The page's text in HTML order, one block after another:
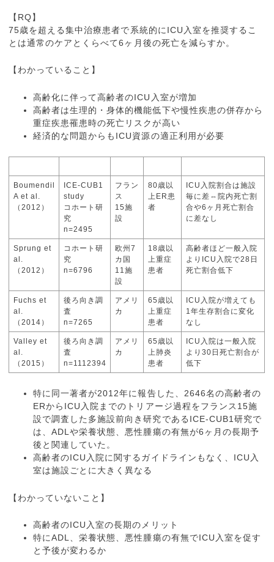
【RQ】
75歳を超える集中治療患者で系統的にICU入室を推奨するこ
とは通常のケアとくらべて6ヶ月後の死亡を減らすか。
【わかっていること】
高齢化に伴って高齢者のICU入室が増加
高齢者は生理的・身体的機能低下や慢性疾患の併存から
重症疾患罹患時の死亡リスクが高い
経済的な問題からもICU資源の適正利用が必要
Boumendil
A et al.
（2012）
ICE‐CUB1
study
コホート研
究
n=2495
フラン
ス
15施
設
80歳以
上ER患
者
ICU入院割合は施設
毎に差⇔院内死亡割
合や6ヶ月死亡割合
に差なし
Sprung et
al.
（2012）
コホート研
究
n=6796
欧州7
カ国
11施
設
18歳以
上重症
患者
高齢者ほど一般入院
よりICU入院で28日
死亡割合低下
Fuchs et
al.
（2014）
後ろ向き調
査
n=7265
アメリ
カ
65歳以
上重症
患者
ICU入院が増えても
1年生存割合に変化
なし
Valley et
al.
（2015）
後ろ向き調
査
n=1112394
アメリ
カ
65歳以
上肺炎
患者
ICU入院は一般入院
より30日死亡割合が
低下
特に同一著者が2012年に報告した、2646名の高齢者の
ERからICU入院までのトリアージ過程をフランス15施
設で調査した多施設前向き研究であるICE-CUB1研究で
は、ADLや栄養状態、悪性腫瘍の有無が6ヶ月の長期予
後と関連していた。
高齢者のICU入院に関するガイドラインもなく、ICU入
室は施設ごとに大きく異なる
【わかっていないこと】
高齢者のICU入室の長期のメリット
特にADL、栄養状態、悪性腫瘍の有無でICU入室を促す
と予後が変わるか